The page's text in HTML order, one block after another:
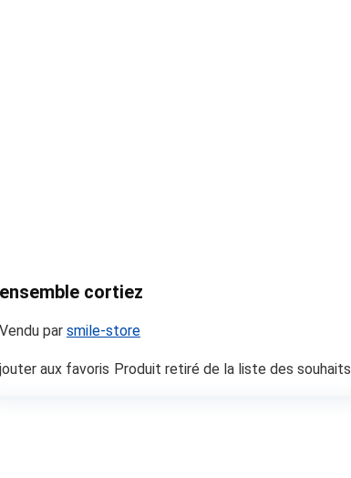
ensemble cortiez
Vendu par smile-store
aux favoris Produit retiré de la liste des souhaits